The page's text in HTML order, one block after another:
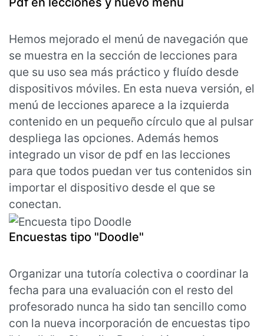
Hemos mejorado el menú de navegación que
se muestra en la sección de lecciones para
que su uso sea más práctico y fluído desde
dispositivos móviles. En esta nueva versión, el
menú de lecciones aparece a la izquierda
contenido en un pequeño círculo que al pulsar
despliega las opciones. Además hemos
integrado un visor de pdf en las lecciones
para que todos puedan ver tus contenidos sin
importar el dispositivo desde el que se
conectan.
Encuestas tipo "Doodle"
Organizar una tutoría colectiva o coordinar la
fecha para una evaluación con el resto del
profesorado nunca ha sido tan sencillo como
con la nueva incorporación de encuestas tipo